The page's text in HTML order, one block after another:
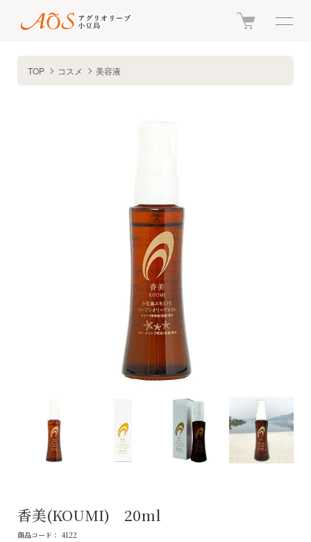
TOP コスメ 美容液
香美(KOUMI) 20ml
商品コード： 4122